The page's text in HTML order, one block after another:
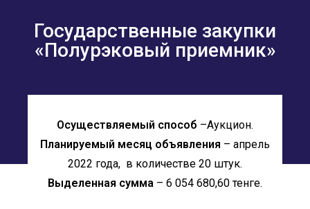
Государственные закупки
«Полурэковый приемник»
Осуществляемый способ –Аукцион.
Планируемый месяц объявления – апрель
2022 года, в количестве 20 штук.
Выделенная сумма – 6 054 680,60 тенге.